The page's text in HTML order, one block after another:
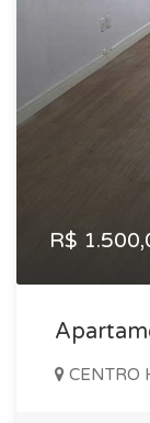
R$
CENTRO